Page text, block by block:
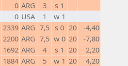
0 ARG 3
s 1
0 USA 1
w 1
2339 ARG 7,5 s 0 20
-4,40
2200 ARG 7,5 w 0 20
-7,80
1692 ARG 4 s 1 20
2,20
1884 ARG 5 w 1 20
4,20